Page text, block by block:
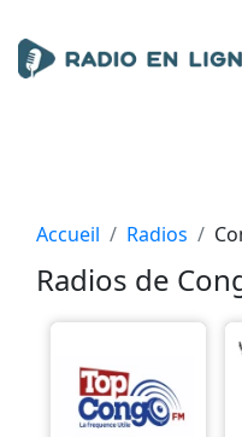
Accueil Radios
Radios de